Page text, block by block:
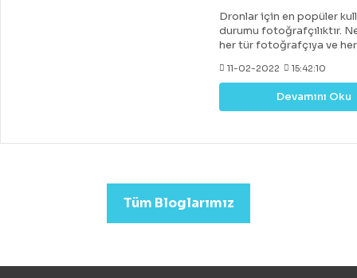
Dronlar için en popüler
durumu fotoğrafçılıktır.
her tür fotoğrafçıya ve
drone, DJI tarafından
diğer markalar tarafından
değerli rakipler de vardır.
drone almak mümkündür.
emlak)sektörleri için
Drone Fiyatları oldukça
Devamını Oku
11-02-2022 15:42:10
Tüm Bloglarımız